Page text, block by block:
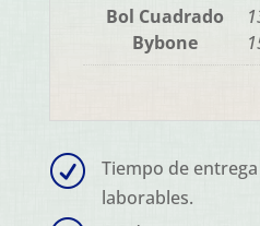
Bol Cuadrado
Bybone
R
Tiempo de
laborables.